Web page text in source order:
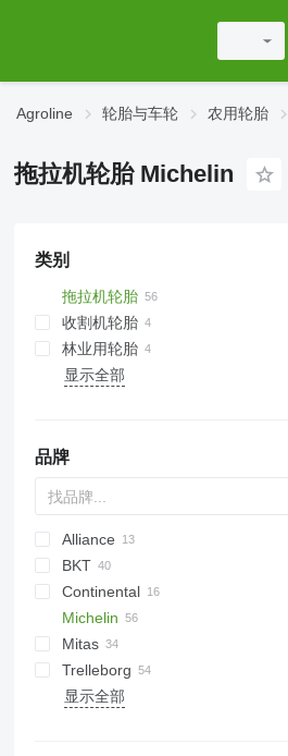
Agroline 轮胎与车轮 农用轮胎
拖拉机轮胎 Michelin
类别
拖拉机轮胎
收割机轮胎
林业用轮胎
显示全部
品牌
Alliance
BKT
Lexion
Trion
Continental
Cargo
550
2130
6175
6195 R
270
300
4245
4255
4345
4355
Michelin
Mitas
TM
TR
Trelleborg
显示全部